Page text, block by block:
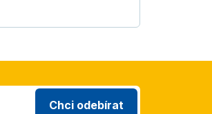
Chci odebírat